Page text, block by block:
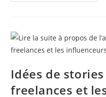
Et
Idées de
freelances et